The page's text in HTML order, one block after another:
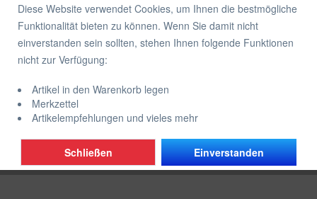
Scheinwerferabdeckungen YAMAHA
Diese Website verwendet Cookies, um Ihnen die bestmögliche
Funktionalität bieten zu können. Wenn Sie damit nicht
einverstanden sein sollten, stehen Ihnen folgende Funktionen
nicht zur Verfügung:
Artikel in den Warenkorb legen
Merkzettel
Artikelempfehlungen und vieles mehr
Einverstanden
Schließen